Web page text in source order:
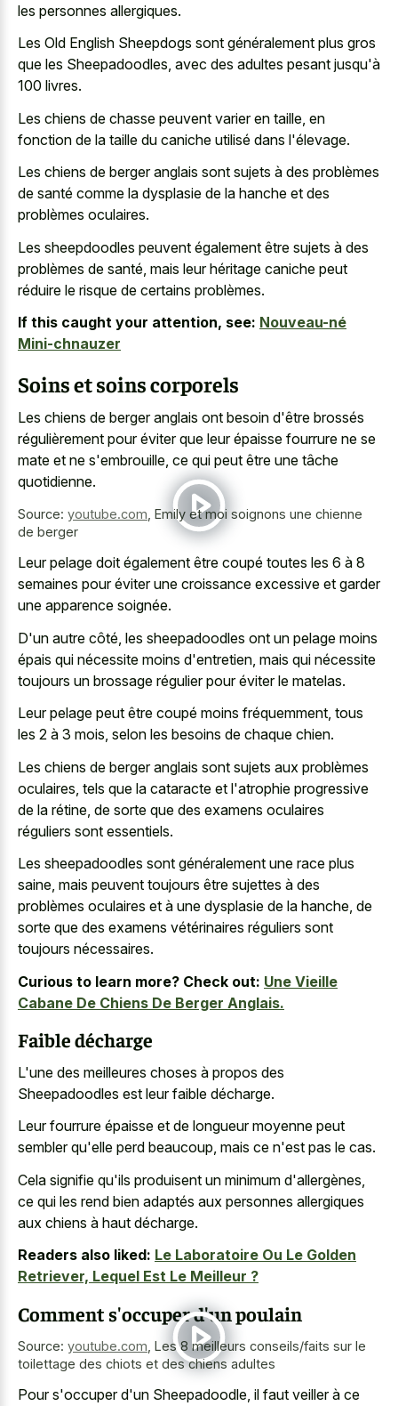
les personnes allergiques.
Les Old English Sheepdogs sont généralement plus gros
que les Sheepadoodles, avec des adultes pesant jusqu'à
100 livres.
Les chiens de chasse peuvent varier en taille, en
fonction de la taille du caniche utilisé dans l'élevage.
Les chiens de berger anglais sont sujets à des problèmes
de santé comme la dysplasie de la hanche et des
problèmes oculaires.
Les sheepdoodles peuvent également être sujets à des
problèmes de santé, mais leur héritage caniche peut
réduire le risque de certains problèmes.
If this caught your attention, see: Nouveau-né
Mini-chnauzer
Soins et soins corporels
Les chiens de berger anglais ont besoin d'être brossés
régulièrement pour éviter que leur épaisse fourrure ne se
mate et ne s'embrouille, ce qui peut être une tâche
quotidienne.
Source: youtube.com Emily et moi soignons une chienne
de berger
Leur pelage doit également être coupé toutes les 6 à 8
semaines pour éviter une croissance excessive et garder
une apparence soignée.
D'un autre côté, les sheepadoodles ont un pelage moins
épais qui nécessite moins d'entretien, mais qui nécessite
toujours un brossage régulier pour éviter le matelas.
Leur pelage peut être coupé moins fréquemment, tous
les 2 à 3 mois, selon les besoins de chaque chien.
Les chiens de berger anglais sont sujets aux problèmes
oculaires, tels que la cataracte et l'atrophie progressive
de la rétine, de sorte que des examens oculaires
réguliers sont essentiels.
Les sheepadoodles sont généralement une race plus
saine, mais peuvent toujours être sujettes à des
problèmes oculaires et à une dysplasie de la hanche, de
sorte que des examens vétérinaires réguliers sont
toujours nécessaires.
Curious to learn more? Check out: Une Vieille
Cabane De Chiens De Berger Anglais.
Faible décharge
L'une des meilleures choses à propos des
Sheepadoodles est leur faible décharge.
Leur fourrure épaisse et de longueur moyenne peut
sembler qu'elle perd beaucoup, mais ce n'est pas le cas.
Cela signifie qu'ils produisent un minimum d'allergènes,
ce qui les rend bien adaptés aux personnes allergiques
aux chiens à haut décharge.
Readers also liked: Le Laboratoire Ou Le Golden
Retriever, Lequel Est Le Meilleur ?
Comment s'occuper d'un poulain
Source: youtube.com Les 8 meilleurs conseils/faits sur le
toilettage des chiots et des chiens adultes
Pour s'occuper d'un Sheepadoodle, il faut veiller à ce